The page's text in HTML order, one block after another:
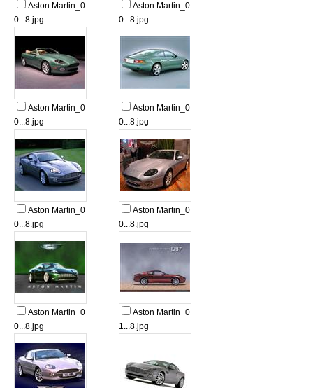
Aston Martin_0
0...8.jpg
Aston Martin_0
0...8.jpg
Aston Martin_0
0...8.jpg
Aston Martin_0
0...8.jpg
Aston Martin_0
0...8.jpg
Aston Martin_0
0...8.jpg
Aston Martin_0
0...8.jpg
Aston Martin_0
1...8.jpg